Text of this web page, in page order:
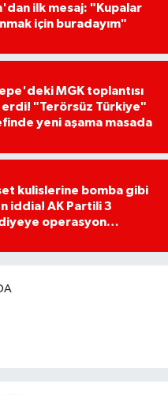
ilk mesaj: "Kupalar
için buradayım"
MGK toplantısı
erdi! "Terörsüz Türkiye"
yeni aşama masada
kulislerine bomba gibi
iddia! AK Partili 3
operasyon